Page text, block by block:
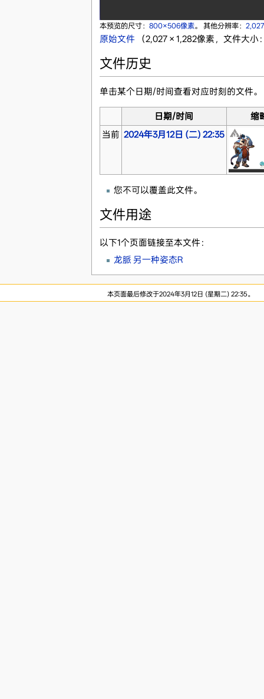
本预览的尺寸： 800×506像素。 其他分辨率：
原始文件‎ （2,027 × 1,282像素，文件大
文件历史
单击某个日期/时间查看对应时刻的文件。
日期/时间
缩
当前 2024年3月12日 (二) 22:35
您不可以覆盖此文件。
文件用途
以下1个页面链接至本文件：
龙脈 另一种姿态R
本页面最后修改于2024年3月12日 (星期二) 22:35。